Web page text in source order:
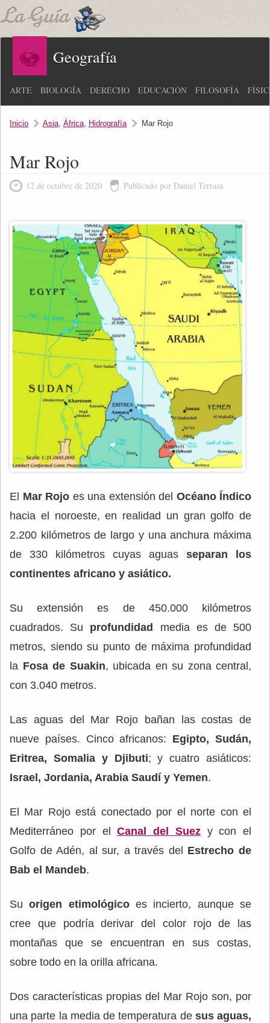
Geografía
ARTE BIOLOGÍA DERECHO EDUCACIÓN FILOSOFÍA
Inicio Asia, África, Hidrografía Mar Rojo
Mar Rojo
12 de octubre de 2020 Publicado por Daniel Terrasa
El Mar Rojo es una extensión del Océano Índico
hacia el noroeste, en realidad un gran golfo de
2.200 kilómetros de largo y una anchura máxima
de 330 kilómetros cuyas aguas separan los
continentes africano y asiático.
Su extensión es de 450.000 kilómetros
cuadrados. Su profundidad
media es de 500
metros, siendo su punto de máxima profundidad
la Fosa de Suakin, ubicada en su zona central,
con 3.040 metros.
Las aguas del Mar Rojo bañan las costas de
nueve países. Cinco africanos: Egipto, Sudán,
Eritrea, Somalia y Djibuti; y cuatro asiáticos:
Israel, Jordania, Arabia Saudí y Yemen.
El Mar Rojo está conectado por el norte con el
Mediterráneo por elCanal del Suezy con el
Golfo de Adén, al sur, a través del Estrecho de
Bab el Mandeb.
Suorigen etimológicoes incierto, aunque se
cree que podría derivar del color rojo de las
montañas que se encuentran en sus costas,
sobre todo en la orilla africana.
Dos características propias del Mar Rojo son, por
una parte la media de temperatura de sus aguas,